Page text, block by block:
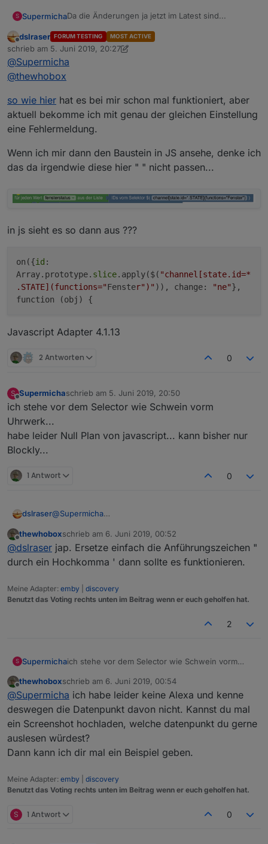
S SupermichaDa die Änderungen ja jetzt im Latest sind...
Kann mir mal irgendwer erklären, wie ich den ID-
Selector richtig nutze?
Wie ich dort was eintragen muss, und was mich
Meine Grundidee, ich würde gerne aus dem
irgendwie im VIS anzeigen lassen...
Bisher stehe ich da komplett auf dem Schlauch,
wie ich dort irgendwas selektiere oder wie ich
dann eine Ausgabe nutzen kann..
Offline
dslraser FORUM TESTING MOST ACTIVE
schrieb am 5. Juni 2019, 20:27
zuletzt editiert von dslraser6. Mai 2019, 23:30
@Supermicha
@thewhobox
so wie hier hat es bei mir schon mal funktioniert, aber
aktuell bekomme ich mit genau der gleichen Einstellung
eine Fehlermeldung.
Wenn ich mir dann den Baustein in JS ansehe, denke ich
das da irgendwie diese hier " " nicht passen...
in js sieht es so dann aus ???
on({id :
Array.prototype. slice.apply($( "channel[state.id=*
.STATE](functions="Fenster")" )), change: "ne"},
function (obj) {
Javascript Adapter 4.1.13
2 Antworten 0
S
Offline
Supermichaschrieb am 5. Juni 2019, 20:50
zuletzt editiert von
ich stehe vor dem Selector wie Schwein vorm
Uhrwerk...
habe leider Null Plan von javascript... kann bisher nur
Blockly...
1 Antwort 0
dslraser@Supermicha
so wie hierhat es bei mir schon mal funktioniert, aber
aktuell bekomme ich mit genau der gleichen
Einstellung eine Fehlermeldung.
Wenn ich mir dann den Baustein in JS ansehe, denke
in js sieht es so dann aus ???
Offline
thewhoboxschrieb am 6. Juni 2019, 00:52
zuletzt editiert von
@dslraser jap. Ersetze einfach die Anführungszeichen "
durch ein Hochkomma ' dann sollte es funktionieren.
Meine Adapter: emby
discovery
Benutzt das Voting rechts unten im Beitrag wenn er euch geholfen hat.
2
S Supermichaich stehe vor dem Selector wie Schwein vorm
habe leider Null Plan von javascript... kann bisher
nur Blockly...
Offline
thewhoboxschrieb am 6. Juni 2019, 00:54
zuletzt editiert von
@Supermicha ich habe leider keine Alexa und kenne
deswegen die Datenpunkt davon nicht. Kannst du mal
ein Screenshot hochladen, welche datenpunkt du gerne
auslesen würdest?
Dann kann ich dir mal ein Beispiel geben.
Meine Adapter: emby
discovery
Benutzt das Voting rechts unten im Beitrag wenn er euch geholfen hat.
S 1 Antwort 0